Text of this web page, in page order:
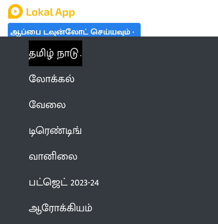
ஆப்பை டவுன்லோட் செய்யவும்
தமிழ் நாடு
லோக்கல்
வேலை
டிரெண்டிங்
வானிலை
பட்ஜெட் 2023-24
ஆரோக்கியம்